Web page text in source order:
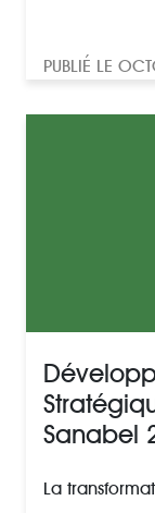
PUBLIÉ LE
Sanabel
La